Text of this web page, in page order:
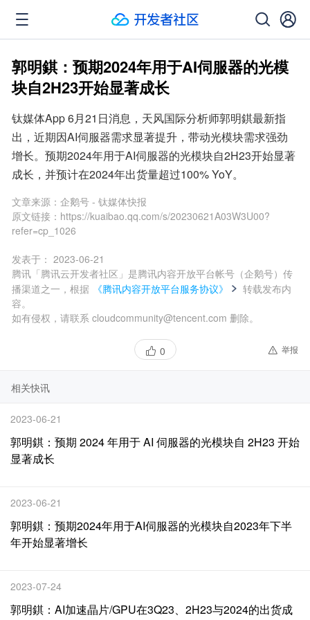
郭明錤：预期2024年用于AI伺服器的光模
块自2H23开始显著成长
钛媒体App 6月21日消息，天风国际分析师郭明錤最新指
出，近期因AI伺服器需求显著提升，带动光模块需求强劲
增长。预期2024年用于AI伺服器的光模块自2H23开始显著
成长，并预计在2024年出货量超过100% YoY。
文章来源： 企鹅号 - 钛媒体快报
原文链接： https://kuaibao.qq.com/s/20230621A03W3U00?
refer=cp_1026
发表于： 2023-06-21
腾讯「腾讯云开发者社区」是腾讯内容开放平台帐号（企鹅号）传
播渠道之一，根据
《腾讯内容开放平台服务协议》
转载发布内
容。
如有侵权，请联系 cloudcommunity@tencent.com 删除。
0 举报
相关快讯
2023-06-21
郭明錤：预期 2024 年用于 AI 伺服器的光模块自 2H23 开始
显著成长
2023-06-21
郭明錤：预期2024年用于AI伺服器的光模块自2023年下半
年开始显著增长
2023-07-24
郭明錤：AI加速晶片/GPU在3Q23、2H23与2024的出货成